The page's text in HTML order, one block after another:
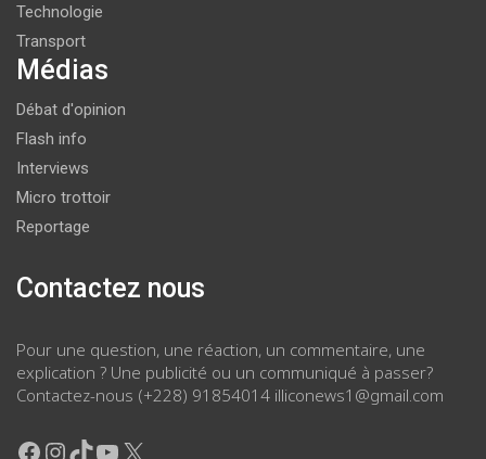
Technologie
Transport
Médias
Débat d'opinion
Flash info
Interviews
Micro trottoir
Reportage
Contactez nous
Pour une question, une réaction, un commentaire, une
explication ? Une publicité ou un communiqué à passer?
Contactez-nous (+228) 91854014 illiconews1@gmail.com
Facebook
Instagram
TikTok
YouTube
X